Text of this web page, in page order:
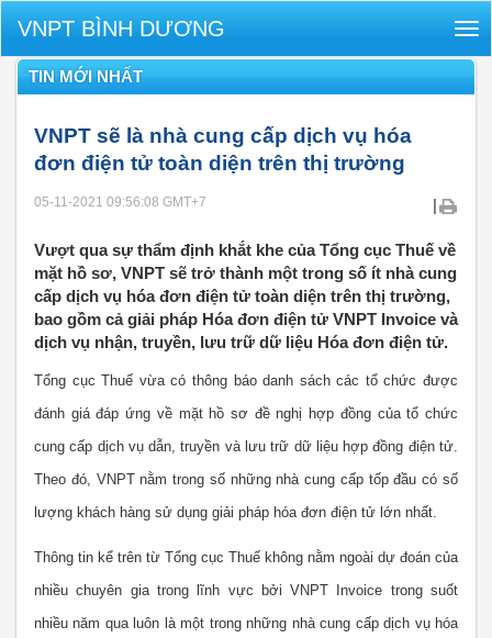
VNPT BÌNH DƯƠNG
TIN MỚI NHẤT
VNPT sẽ là nhà cung cấp dịch vụ hóa
đơn điện tử toàn diện trên thị trường
05-11-2021 09:56:08 GMT+7 |
Vượt qua sự thẩm định khắt khe của Tổng cục Thuế về
mặt hồ sơ, VNPT sẽ trở thành một trong số ít nhà cung
cấp dịch vụ hóa đơn điện tử toàn diện trên thị trường,
bao gồm cả giải pháp Hóa đơn điện tử VNPT Invoice và
dịch vụ nhận, truyền, lưu trữ dữ liệu Hóa đơn điện tử.
Tổng cục Thuế vừa có thông báo danh sách các tổ chức được
đánh giá đáp ứng về mặt hồ sơ đề nghị hợp đồng của tổ chức
cung cấp dịch vụ dẫn, truyền và lưu trữ dữ liệu hợp đồng điện tử.
Theo đó, VNPT nằm trong số những nhà cung cấp tốp đầu có số
lượng khách hàng sử dụng giải pháp hóa đơn điện tử lớn nhất.
Thông tin kể trên từ Tổng cục Thuế không nằm ngoài dự đoán của
nhiều chuyên gia trong lĩnh vực bởi VNPT Invoice trong suốt
nhiều năm qua luôn là một trong những nhà cung cấp dịch vụ hóa